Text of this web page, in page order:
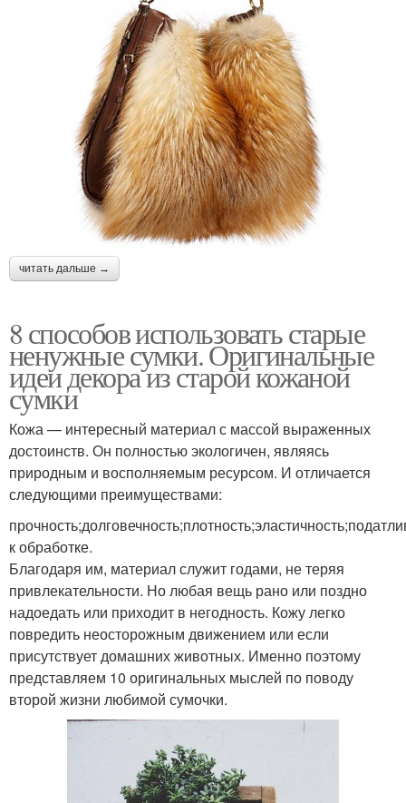
читать дальше →
8 способов использовать старые
ненужные сумки. Оригинальные
идеи декора из старой кожаной
сумки
Кожа — интересный материал с массой выраженных
достоинств. Он полностью экологичен, являясь
природным и восполняемым ресурсом. И отличается
следующими преимуществами:
к обработке.
Благодаря им, материал служит годами, не теряя
привлекательности. Но любая вещь рано или поздно
надоедать или приходит в негодность. Кожу легко
повредить неосторожным движением или если
присутствует домашних животных. Именно поэтому
представляем 10 оригинальных мыслей по поводу
второй жизни любимой сумочки.